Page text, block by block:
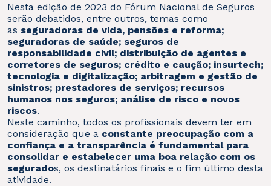
Nesta edição de 2023 do Fórum Nacional de Seguros
serão debatidos, entre outros, temas como
as seguradoras de vida, pensões e reforma;
seguradoras de saúde; seguros de
responsabilidade civil; distribuição de agentes e
corretores de seguros; crédito e caução; insurtech;
tecnologia e digitalização; arbitragem e gestão de
sinistros; prestadores de serviços; recursos
humanos nos seguros; análise de risco e novos
riscos.
Neste caminho, todos os profissionais devem ter em
consideração que a constante preocupação com a
confiança e a transparência é fundamental para
consolidar e estabelecer uma boa relação com os
segurados, os destinatários finais e o fim último desta
atividade.